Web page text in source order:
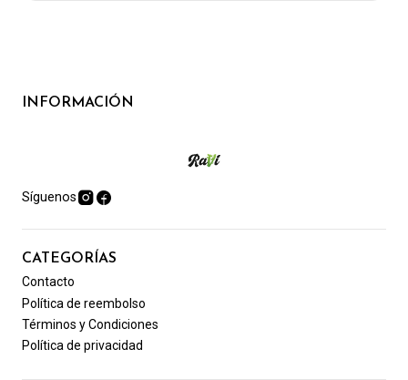
INFORMACIÓN
Síguenos
CATEGORÍAS
Contacto
Política de reembolso
Términos y Condiciones
Política de privacidad